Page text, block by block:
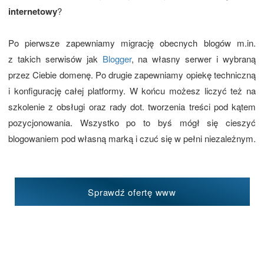
internetowy?
Po pierwsze zapewniamy migrację obecnych blogów m.in.
z takich serwisów jak Blogger, na własny serwer i wybraną
przez Ciebie domenę. Po drugie zapewniamy opiekę techniczną
i konfigurację całej platformy. W końcu możesz liczyć też na
szkolenie z obsługi oraz rady dot. tworzenia treści pod kątem
pozycjonowania. Wszystko po to byś mógł się cieszyć
blogowaniem pod własną marką i czuć się w pełni niezależnym.
Sprawdź ofertę www